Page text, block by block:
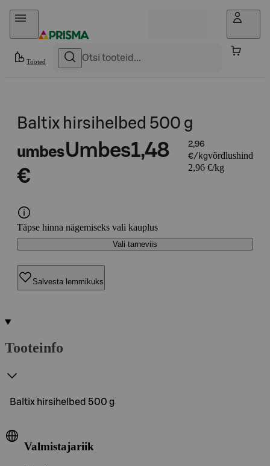
Otse sisu juurde
Tooted
Baltix hirsihelbed 500 g
umbesUmbes1,48
€
2,96
€/kgvõrdlushind
2,96 €/kg
Täpse hinna nägemiseks vali kauplus
Vali tarneviis
Salvesta lemmikuks
Tooteinfo
Baltix hirsihelbed 500 g
Valmistajariik